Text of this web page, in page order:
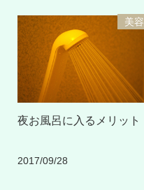
美容
夜お風呂に入るメリット
2017/09/28